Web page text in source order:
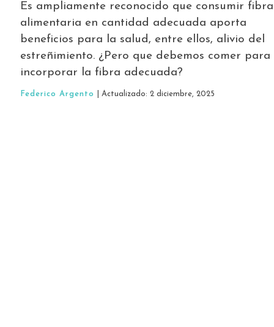
Es ampliamente reconocido que consumir fibra
alimentaria en cantidad adecuada aporta
beneficios para la salud, entre ellos, alivio del
estreñimiento. ¿Pero que debemos comer para
incorporar la fibra adecuada?
Federico Argento | Actualizado: 2 diciembre, 2025